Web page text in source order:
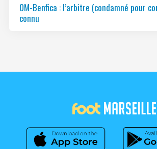
OM-Benfica : l’arbitre (condamné pour
connu